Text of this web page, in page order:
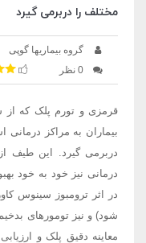
مختلف را دربرمی گیرد
گروه بیماریها گوپی
0 نظر
قرمزی و تورم پلک که از
بیماران به مراکز
دربرمی گیرد. این طیف
درمانی نیز خود به خود
در اثر ترومبوز سینوس
شود) و نیز تومورهای
معاینه دقیق پلک و